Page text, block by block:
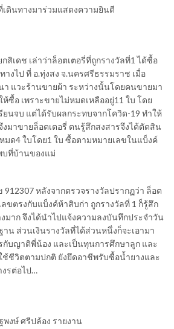
ดินทางมาร่วมแสดงความยินดี
สิเดช เล่าว่าล็อตเตอรี่ที่ถูกรางวัลที่1 ได้ซื้อ
งไป ที่ อ.ทุ่งสง จ.นครศรีธรรมราช เมื่อ
า แวะร้านขายผ้า ระหว่างนั้นโดยคนขายมา
ซื้อ เพราะขายไม่หมดเหลืออยู่11 ใบ โดย
ยนจบ แต่ได้รับผลกระทบจากโควิด-19 ทำให้
งมาขายล็อตเตอรี่ ตนรู้สึกสงสารจึงได้ตัดสิน
มด4 ใบโดย1 ใบ ซื้อตามหมายเลขในแบ็งค์
บที่บ้านของแม่
912307 หลังจากตรวจรางวัลปรากฏว่า ล็อต
ลขตรงกับแบ็งค์ห้าสิบก่า ถูกรางวัลที่ 1 ก็รู้สึก
งมาก จึงได้นำไปแจ้งความลงบันทึกประจำวัน
าน ส่วนเงินรางวัลที่ได้ส่วนหนึ่งก็จะเอามา
กับญาติพี่น้อง และเป็นทุนการศึกษาลูก และ
ช้ชีวิตตามปกติ ยังยึดอาชีพรับซื้อน้ำยางและ
งรต่อไป…
งษ์ ศรีปล้อง รายงาน